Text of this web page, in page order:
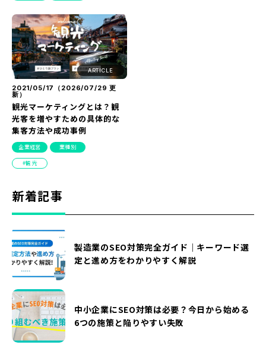
広告掲載に関する規約
特定商取引法に基づく表記
プライバシーポリシーARTICLE
2021/05/17（ 2026/07/29 更
新）
観光マーケティングとは？観
光客を増やすための具体的な
集客方法や成功事例
企業経営 業種別
観光
新着記事
製造業のSEO対策完全ガイド｜キーワード選
定と進め方をわかりやすく解説
中小企業にSEO対策は必要？今日から始める
6つの施策と陥りやすい失敗